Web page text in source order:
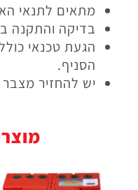
מתאים לתנאי
בדיקה והתקנה
הגעת טכנאי
הסניף.
יש להחזיר מצבר